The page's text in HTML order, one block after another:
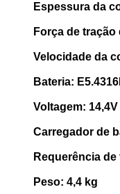
Espessura da
Força de tração
Velocidade da
Bateria:
Voltagem:
Carregador de
Requerência de
Peso: 4,4 kg